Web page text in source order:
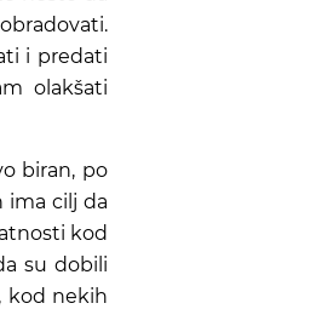
i predati
olakšati
biran, po
ima cilj da
kod
su dobili
kod nekih